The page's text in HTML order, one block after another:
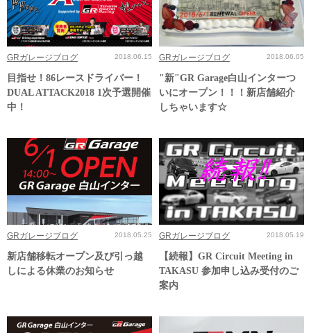
GRガレージブログ 2018.06.15
目指せ！86レースドライバー！
DUAL ATTACK2018 1次予選開催
中！
GRガレージブログ 2018.06.05
"新"GR Garage白山インターつ
いにオープン！！！新店舗紹介
しちゃいます☆
GRガレージブログ 2018.05.25
新店舗移転オープン及び引っ越
しによる休業のお知らせ
GRガレージブログ 2018.05.19
【続報】GR Circuit Meeting in
TAKASU 参加申し込み受付のご
案内